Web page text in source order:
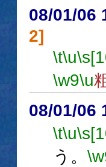
08/01/06
2]
\t\u
\w9\u
08/01/06
\t\u
う。